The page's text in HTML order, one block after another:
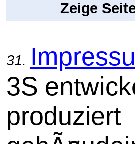
Zeige
31.
3S
produziert